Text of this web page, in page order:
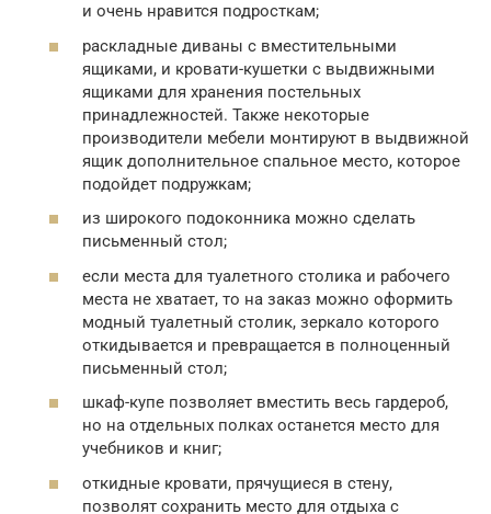
и очень нравится подросткам;
раскладные диваны с вместительными
ящиками, и кровати-кушетки с выдвижными
ящиками для хранения постельных
принадлежностей. Также некоторые
производители мебели монтируют в выдвижной
ящик дополнительное спальное место, которое
подойдет подружкам;
из широкого подоконника можно сделать
письменный стол;
если места для туалетного столика и рабочего
места не хватает, то на заказ можно оформить
модный туалетный столик, зеркало которого
откидывается и превращается в полноценный
письменный стол;
шкаф-купе позволяет вместить весь гардероб,
но на отдельных полках останется место для
учебников и книг;
откидные кровати, прячущиеся в стену,
позволят сохранить место для отдыха с